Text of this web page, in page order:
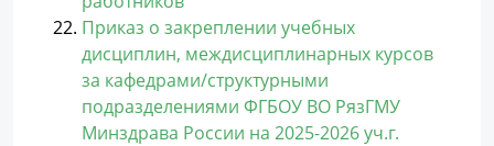
Приказ о закреплении учебных
дисциплин, междисциплинарных курсов
за кафедрами/структурными
подразделениями ФГБОУ ВО РязГМУ
Минздрава России на 2025-2026 уч.г.